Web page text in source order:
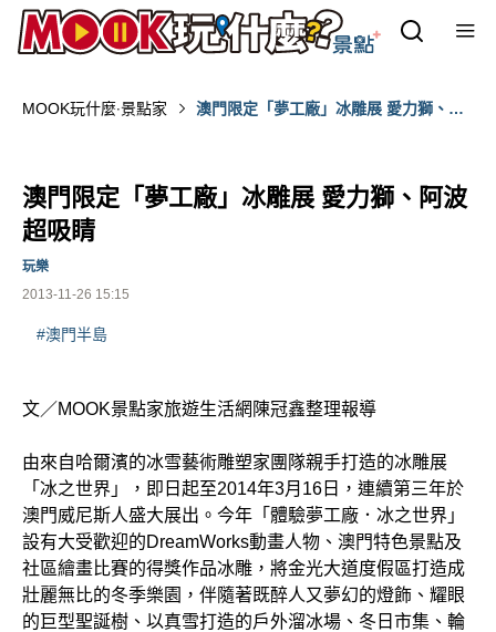
MOOK玩什麼‧景點家
澳門限定「夢工廠」冰雕展 愛力獅、阿
澳門限定「夢工廠」冰雕展 愛力獅、阿波
超吸睛
2013-11-26 15:15
玩樂
#澳門半島
文／MOOK景點家旅遊生活網陳冠鑫整理報導
由來自哈爾濱的冰雪藝術雕塑家團隊親手打造的冰雕展
「冰之世界」，即日起至2014年3月16日，連續第三年於
澳門威尼斯人盛大展出。今年「體驗夢工廠．冰之世界」
設有大受歡迎的DreamWorks動畫人物、澳門特色景點及
社區繪畫比賽的得獎作品冰雕，將金光大道度假區打造成
壯麗無比的冬季樂園，伴隨著既醉人又夢幻的燈飾、耀眼
的巨型聖誕樹、以真雪打造的戶外溜冰場、冬日市集、輪